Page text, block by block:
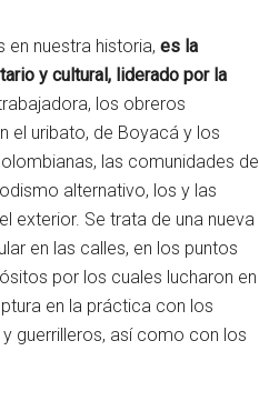
nuestra historia, es la
y cultural, liderado por la
los obreros
el uribato, de Boyacá y los
las comunidades de
alternativo, los y las
exterior. Se trata de una nueva
en las calles, en los puntos
por los cuales lucharon en
en la práctica con los
guerrilleros, así como con los